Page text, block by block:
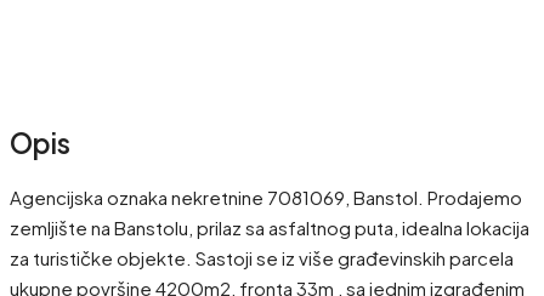
Opis
Agencijska oznaka nekretnine 7081069, Banstol. Prodajemo
zemljište na Banstolu, prilaz sa asfaltnog puta, idealna lokacija
za turističke objekte. Sastoji se iz više građevinskih parcela
ukupne površine 4200m2, fronta 33m , sa jednim izgrađenim